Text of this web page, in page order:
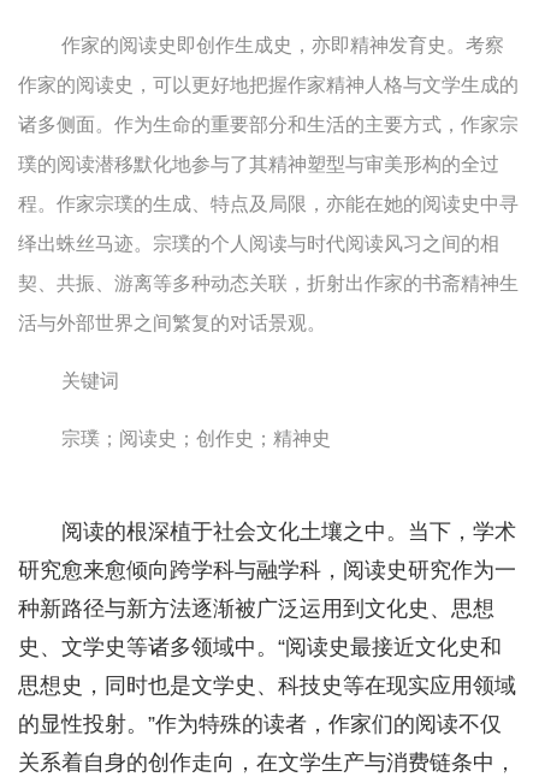
作家的阅读史即创作生成史，亦即精神发育史。考察
作家的阅读史，可以更好地把握作家精神人格与文学生成的
诸多侧面。作为生命的重要部分和生活的主要方式，作家宗
璞的阅读潜移默化地参与了其精神塑型与审美形构的全过
程。作家宗璞的生成、特点及局限，亦能在她的阅读史中寻
绎出蛛丝马迹。宗璞的个人阅读与时代阅读风习之间的相
契、共振、游离等多种动态关联，折射出作家的书斋精神生
活与外部世界之间繁复的对话景观。
关键词
宗璞；阅读史；创作史；精神史
阅读的根深植于社会文化土壤之中。当下，学术
研究愈来愈倾向跨学科与融学科，阅读史研究作为一
种新路径与新方法逐渐被广泛运用到文化史、思想
史、文学史等诸多领域中。“阅读史最接近文化史和
思想史，同时也是文学史、科技史等在现实应用领域
的显性投射。”作为特殊的读者，作家们的阅读不仅
关系着自身的创作走向，在文学生产与消费链条中，